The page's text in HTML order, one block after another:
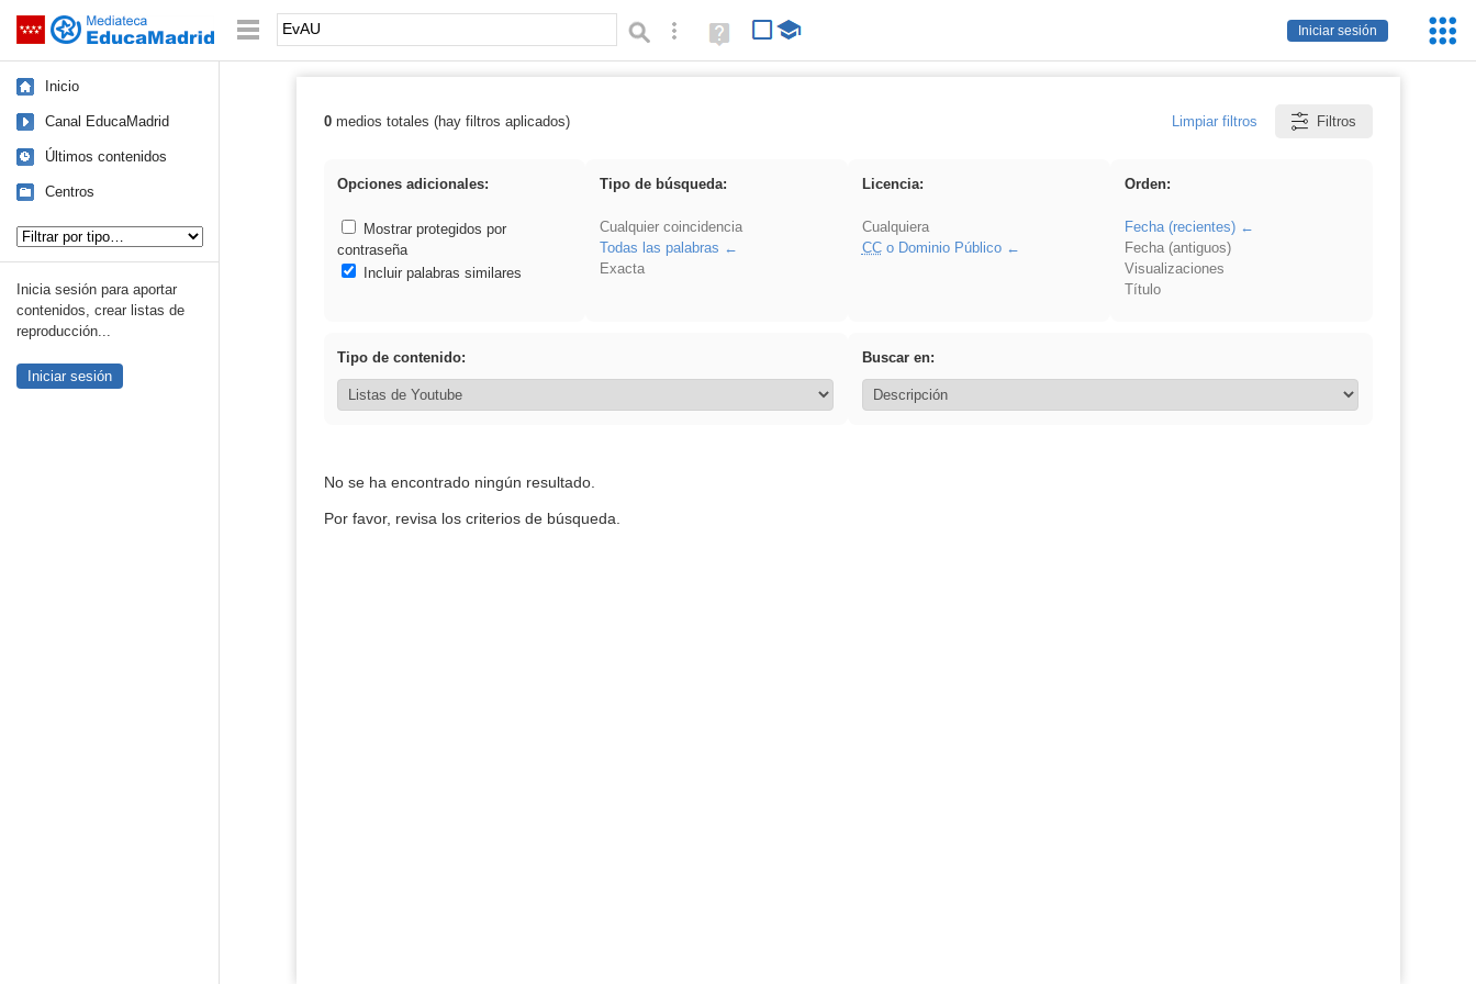
Saltar navegación
Iniciar sesión
Palabra o frase: Búsqueda avanzada
Ayuda
(en
Inicio
Canal EducaMadrid
Últimos contenidos
Centros
Inicia sesión para aportar
contenidos, crear listas de
reproducción...
Iniciar sesión
Resultados de: EvAU
0medios totales (hay filtros aplicados) Limpiar filtros Filtros
Opciones adicionales:
Mostrar protegidos por
contraseña
Incluir palabras similares
Tipo de búsqueda:
Cualquier coincidencia
Todas las palabras
Exacta
Licencia:
Cualquiera
CCo Dominio Público
Orden:
Fecha (recientes)
Fecha (antiguos)
Visualizaciones
Título
Tipo de contenido: Buscar en:
No se ha encontrado ningún resultado.
Por favor, revisa los criterios de búsqueda.